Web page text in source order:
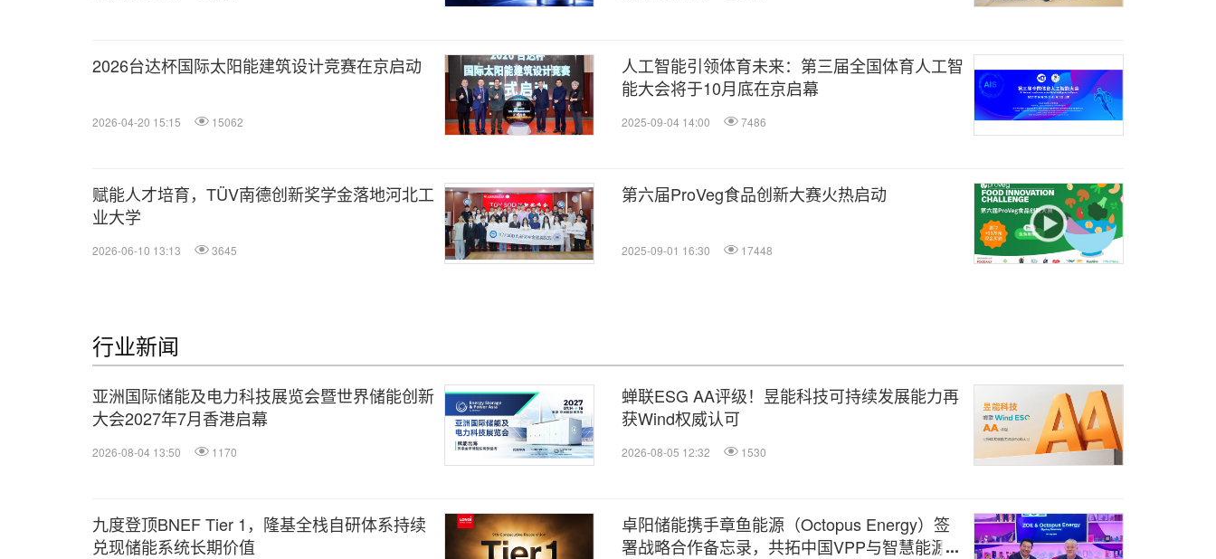
2026台达杯国际太阳能建筑设计竞赛在京启动
2026-04-20 15:15 15062
人工智能引领体育未来：第三届全国体育人工智
能大会将于10月底在京启幕
2025-09-04 14:00 7486
赋能人才培育，TÜV南德创新奖学金落地河北工
业大学
2026-06-10 13:13 3645
第六届ProVeg食品创新大赛火热启动
2025-09-01 16:30 17448
行业新闻
亚洲国际储能及电力科技展览会暨世界储能创新
大会2027年7月香港启幕
2026-08-04 13:50 1170
蝉联ESG AA评级！昱能科技可持续发展能力再
获Wind权威认可
2026-08-05 12:32 1530
九度登顶BNEF Tier 1，隆基全栈自研体系持续
兑现储能系统长期价值
卓阳储能携手章鱼能源（Octopus Energy）签
署战略合作备忘录，共拓中国VPP与智慧能源新